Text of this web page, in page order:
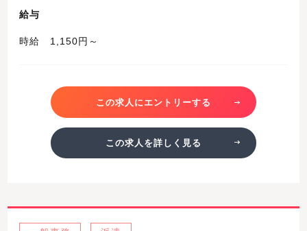
給与
時給 1,150円～
この求人にエントリーする
この求人を詳しく見る